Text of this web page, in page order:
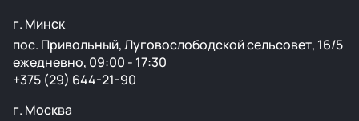
г. Минск
пос. Привольный, Луговослободской сельсовет, 16/5
ежедневно, 09:00 - 17:30
+375 (29) 644-21-90
г. Москва